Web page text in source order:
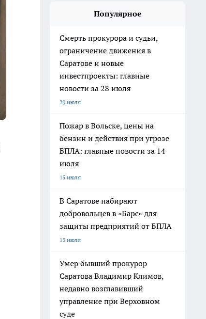
Популярное
Смерть прокурора и судьи,
ограничение движения в
Саратове и новые
инвестпроекты: главные
новости за 28 июля
29 июля
Пожар в Вольске, цены на
бензин и действия при угрозе
БПЛА: главные новости за 14
июля
15 июля
В Саратове набирают
добровольцев в «Барс» для
защиты предприятий от БПЛА
13 июля
Умер бывший прокурор
Саратова Владимир Климов,
недавно возглавивший
управление при Верховном
суде